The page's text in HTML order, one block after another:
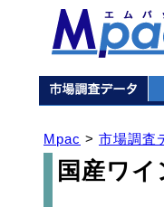
Mpac > 市場調査
国産ワイ